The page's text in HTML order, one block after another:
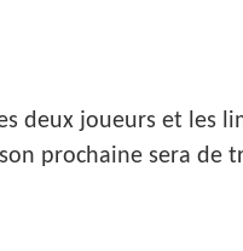
deux joueurs et les
prochaine sera de